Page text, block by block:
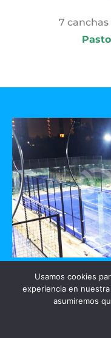
7 canchas
Usamos cookies
experiencia en
asumiremos